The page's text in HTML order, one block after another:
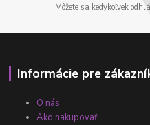
Môžete sa kedykoľvek
Informácie pre
O nás
Ako nakupovať